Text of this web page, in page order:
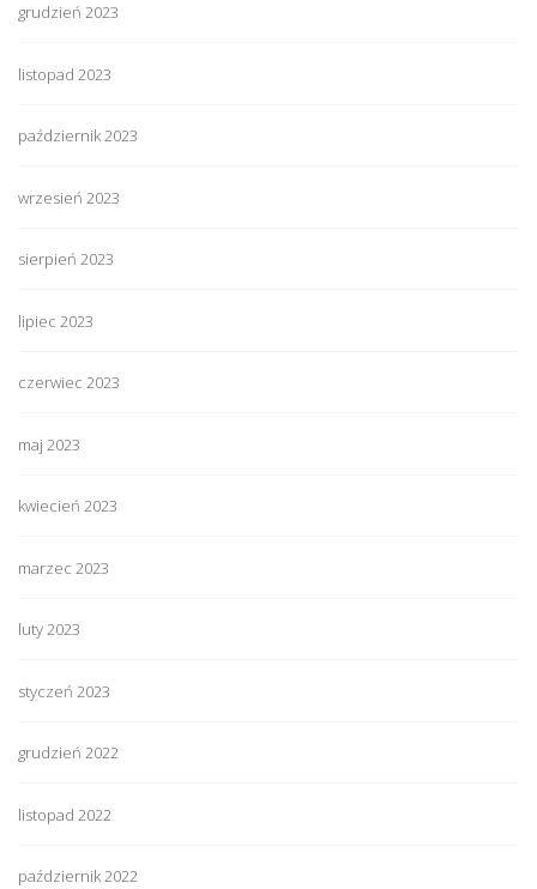
grudzień 2023
listopad 2023
październik 2023
wrzesień 2023
sierpień 2023
lipiec 2023
czerwiec 2023
maj 2023
kwiecień 2023
marzec 2023
luty 2023
styczeń 2023
grudzień 2022
listopad 2022
październik 2022